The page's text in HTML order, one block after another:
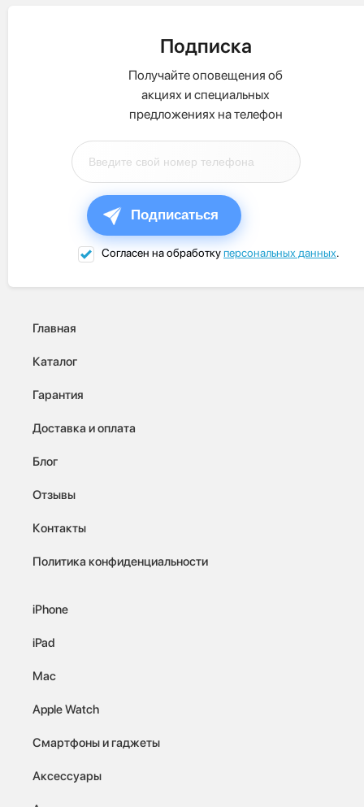
Подписка
Получайте оповещения об
акциях и специальных
предложениях на телефон
Подписаться
Согласен на обработкуперсональных данных.
Главная
Каталог
Гарантия
Доставка и оплата
Блог
Отзывы
Контакты
Политика конфиденциальности
iPhone
iPad
Mac
Apple Watch
Смартфоны и гаджеты
Аксессуары